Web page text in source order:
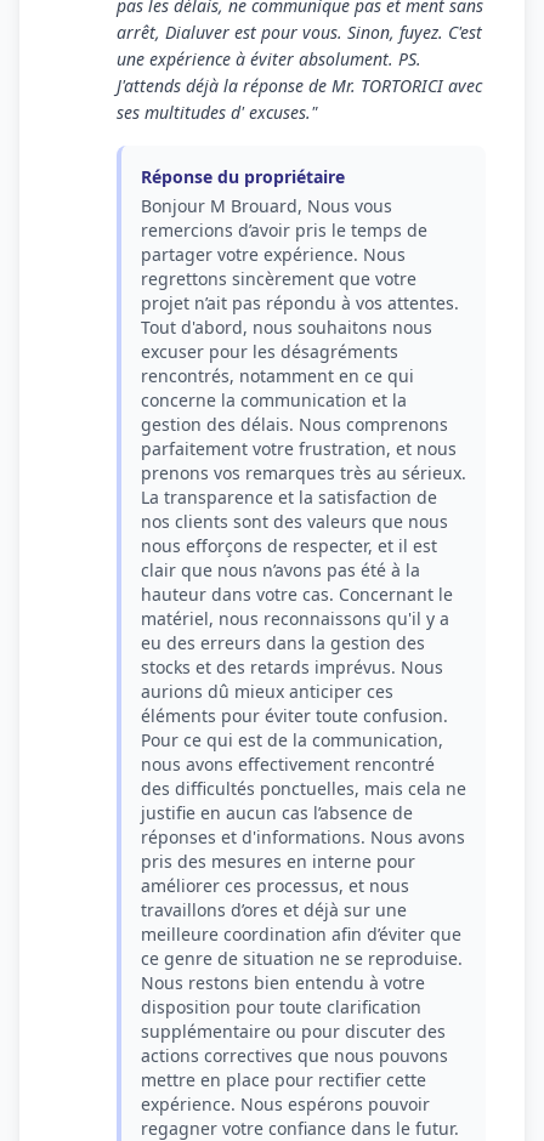
pas les délais, ne communique pas et ment sans
arrêt, Dialuver est pour vous. Sinon, fuyez. C'est
une expérience à éviter absolument. PS.
J'attends déjà la réponse de Mr. TORTORICI avec
ses multitudes d' excuses."
Réponse du propriétaire
Bonjour M Brouard, Nous vous
remercions d’avoir pris le temps de
partager votre expérience. Nous
regrettons sincèrement que votre
projet n’ait pas répondu à vos attentes.
Tout d'abord, nous souhaitons nous
excuser pour les désagréments
rencontrés, notamment en ce qui
concerne la communication et la
gestion des délais. Nous comprenons
parfaitement votre frustration, et nous
prenons vos remarques très au sérieux.
La transparence et la satisfaction de
nos clients sont des valeurs que nous
nous efforçons de respecter, et il est
clair que nous n’avons pas été à la
hauteur dans votre cas. Concernant le
matériel, nous reconnaissons qu'il y a
eu des erreurs dans la gestion des
stocks et des retards imprévus. Nous
aurions dû mieux anticiper ces
éléments pour éviter toute confusion.
Pour ce qui est de la communication,
nous avons effectivement rencontré
des difficultés ponctuelles, mais cela ne
justifie en aucun cas l’absence de
réponses et d'informations. Nous avons
pris des mesures en interne pour
améliorer ces processus, et nous
travaillons d’ores et déjà sur une
meilleure coordination afin d’éviter que
ce genre de situation ne se reproduise.
Nous restons bien entendu à votre
disposition pour toute clarification
supplémentaire ou pour discuter des
actions correctives que nous pouvons
mettre en place pour rectifier cette
expérience. Nous espérons pouvoir
regagner votre confiance dans le futur.